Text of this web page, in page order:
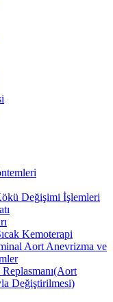
Değişimi İşlemleri
Kemoterapi
Aort Anevrizma ve
Değiştirilmesi)